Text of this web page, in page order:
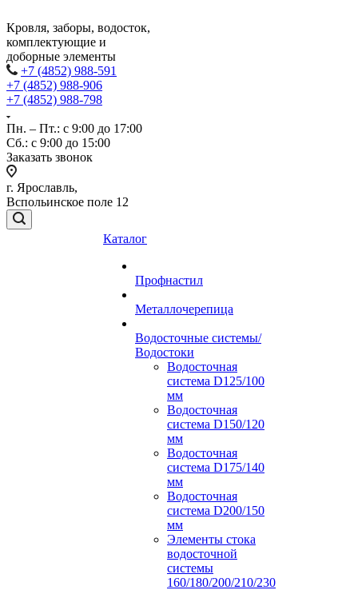
Кровля, заборы, водосток,
комплектующие и
доборные элементы
+7 (4852) 988-591
+7 (4852) 988-906
+7 (4852) 988-798
Пн. – Пт.: с 9:00 до 17:00
Сб.: с 9:00 до 15:00
Заказать звонок
г. Ярославль,
Вспольинское поле 12
Каталог
Профнастил
Металлочерепица
Водосточные системы/
Водостоки
Водосточная
система D125/100
мм
Водосточная
система D150/120
мм
Водосточная
система D175/140
мм
Водосточная
система D200/150
мм
Элементы стока
водосточной
системы
160/180/200/210/230